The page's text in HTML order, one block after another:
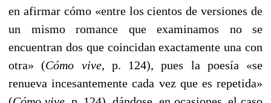
en afirmar cómo «entre los cientos de versiones de
un mismo romance que examinamos no se
encuentran dos que coincidan exactamente una con
otra» (Cómo vive, p. 124), pues la poesía «se
renueva incesantemente cada vez que es repetida»